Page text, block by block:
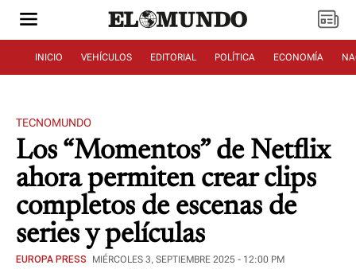
INICIO VEHÍCULOS EDITORIAL POLÍTICA ECONOMÍA
TECNOMUNDO
Los “Momentos” de Netflix
ahora permiten crear clips
completos de escenas de
series y películas
EUROPA PRESS MIÉRCOLES 3, SEPTIEMBRE 2025 - 12:00 PM